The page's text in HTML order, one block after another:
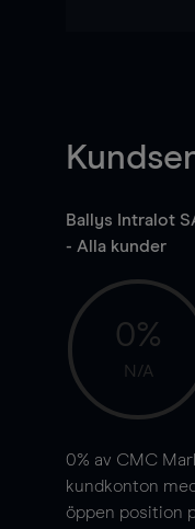
Ballys Intralot
- Alla kunder
0%
N/A
0% av CMC
kundkonton
öppen position